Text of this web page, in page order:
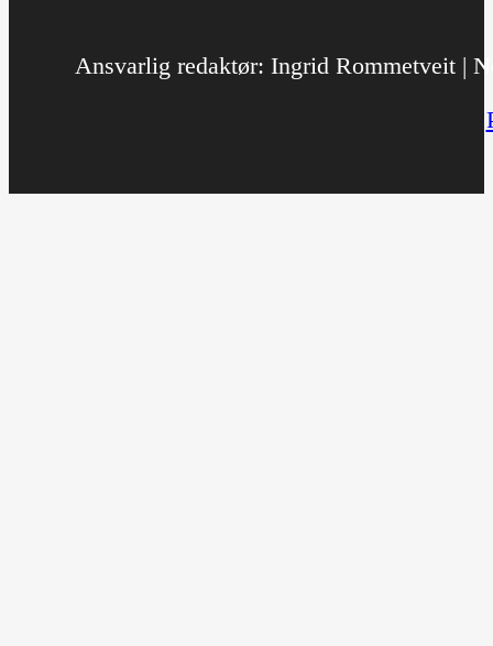
Ansvarlig redaktør: Ingrid Rommetveit |